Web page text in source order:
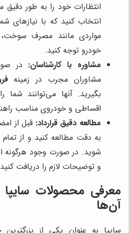
انتظارات خود را به طور
انتخاب کنید که با نیازهای
مواردی مانند مصرف
خودرو توجه کنید.
مشاوره با کارشناسان: در
مشاوران مجرب در زمینه
بگیرید. آنها می‌توانند
اقساطی و خودروی مناسب
مطالعه دقیق قرارداد: قبل از
به دقت مطالعه کنید و از
شوید. در صورت وجود هرگونه
و توضیحات لازم را دریافت
معرفی محصولات
آن‌ها
سایپا به عنوان یکی از